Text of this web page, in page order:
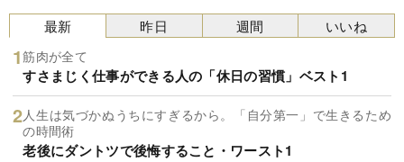
最新
筋肉が全て
すさまじく仕事ができる人の「休日の習慣」ベスト1
人生は気づかぬうちにすぎるから。「自分第一」で生きるため
の時間術
老後にダントツで後悔すること・ワースト1
昨日 週間 いいね